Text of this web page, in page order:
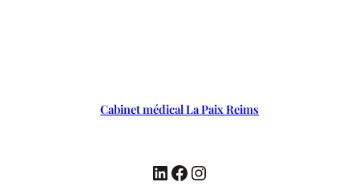
Cabinet médical La Paix Reims
LinkedIn Facebook Instagram